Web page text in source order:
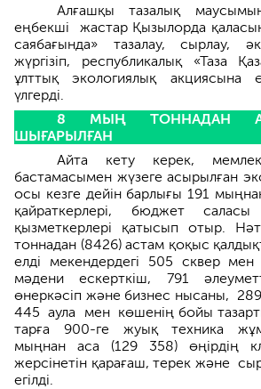
Алғашқы тазалық
еңбекші жастар Қызылорда
саябағында» тазалау, сыр­лау,
жүргізіп, респуб­ликалық «Таза
ұлттық экология­лық ак­ция­сына
үлгерді.
8 МЫҢ ТОННАДАН
ШЫҒАРЫЛҒАН
Айта кету керек,
бастамасымен жүзеге асырылған
осы кезге дейін барлығы 191
қайраткерлері, бюджет
қызметкерлері қатысып отыр.
тоннадан (8426) астам қоқыс
елді мекендердегі 505 сквер
мәдени ескерткіш, 791
өнеркәсіп және бизнес нысаны,
445 аула мен көшенің бойы
тарға 900-ге жуық техника
мыңнан аса (129 358) өңірдің
жерсінетін қарағаш, терек және
егілді.